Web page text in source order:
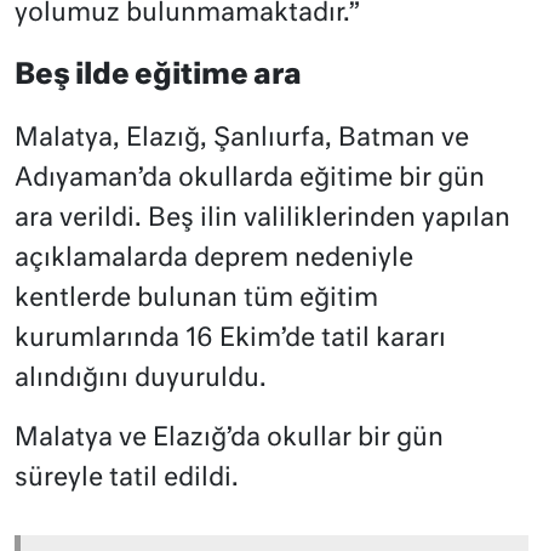
yolumuz bulunmamaktadır.”
Beş ilde eğitime ara
Malatya, Elazığ, Şanlıurfa, Batman ve
Adıyaman’da okullarda eğitime bir gün
ara verildi. Beş ilin valiliklerinden yapılan
açıklamalarda deprem nedeniyle
kentlerde bulunan tüm eğitim
kurumlarında 16 Ekim’de tatil kararı
alındığını duyuruldu.
Malatya ve Elazığ’da okullar bir gün
süreyle tatil edildi.